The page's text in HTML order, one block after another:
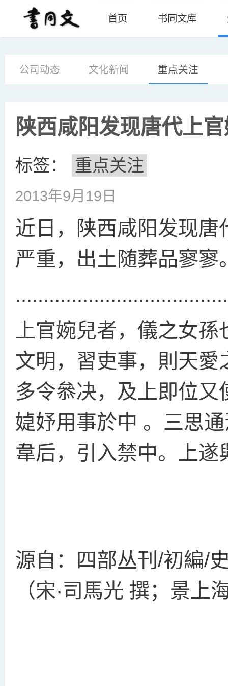
首页 书同文库
公司动态 文化新闻 重点关注
陕西咸阳发现唐代上
标签： 重点关注
2013年9月19日
近日，陕西咸阳发现
严重，出土随葬品寥寥
上官婉兒者，儀之女
文明，習吏事，則天
多令叅决，及上即位
媫妤用事於中 。三思
韋后，引入禁中。上遂
源自：四部丛刊/初編/
（宋·司馬光 撰；景上